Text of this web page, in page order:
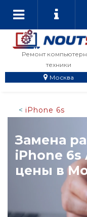
Ремонт
техники
Москва
iPhone 6s
Замена
iPhone 6s
цены в